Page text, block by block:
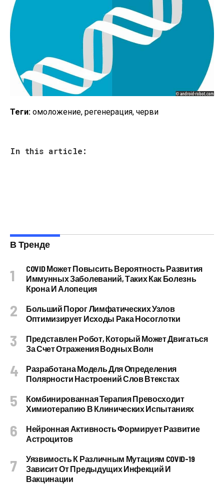
Теги: омоложение, регенерация, черви
In this article:
В Тренде
COVID Может Повысить Вероятность Развития
Иммунных Заболеваний, Таких Как Болезнь
Крона И Алопеция
Больший Порог Лимфатических Узлов
Оптимизирует Исходы Рака Носоглотки
Представлен Робот, Который Может Двигаться
За Счет Отражения Водных Волн
Разработана Модель Для Определения
Полярности Настроений Слов Втекстах
Комбинированная Терапия Превосходит
Химиотерапию В Клинических Испытаниях
Нейронная Активность Формирует Развитие
Астроцитов
Уязвимость К Различным Мутациям COVID-19
Зависит От Предыдущих Инфекций И
Вакцинации